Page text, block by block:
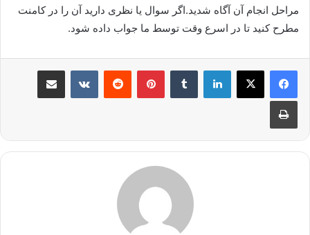
مراحل انجام آن آگاه شدید.اگر سوال یا نظری دارید آن را در کامنت
مطرح کنید تا در اسرع وقت توسط ما جواب داده شود.
لینکدین ‫تامبلر پینترست‫رددیت ‫VKontakteاشتراک گذاری از طریق ایمیل
چاپ